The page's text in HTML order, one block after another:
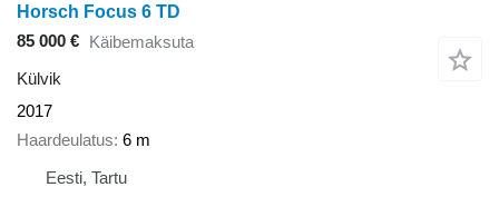
Horsch Focus 6 TD
85 000 € Käibemaksuta
Külvik
2017
Haardeulatus 6 m
Eesti, Tartu